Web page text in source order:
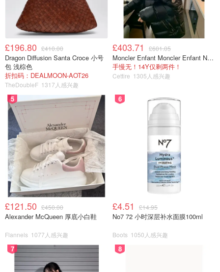
这款锅有5个档位，5档最大火力最常用，即便是最高一档了
也是比较温和的，想要炒菜不太可能，更适合炖煮，或者慢
烤。
Dr.Hows的多功能锅一个很大的优点在于它的加热面积非常
大，是底部中心突出的面的一个面在加热，这样的加热速度
很快。
烤盘
£196.80 £410.00
Dragon Diffusion Santa Croce 小号
包 浅棕色
折扣码：DEALMOON-AOT26
TheDoubleF 1317人感兴趣
£403.71 £601.05
Moncler Enfant Moncler Enfant New Aubert 连帽羽绒服
手慢无！14Y仅剩两件！
Cettire 1305人感兴趣
5
£121.50 £450.00
Alexander McQueen 厚底小白鞋
Flannels 1077人感兴趣
6
£4.51 £14.95
No7 72 小时深层补水面膜100ml
Boots 1050人感兴趣
7 8